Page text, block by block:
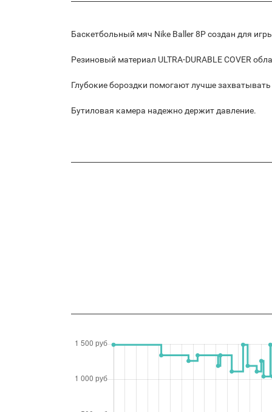
Баскетбольный мяч Nike Baller 8P создан для
Резиновый материал ULTRA-DURABLE COVER
Глубокие бороздки помогают лучше
Бутиловая камера надежно держит давление.